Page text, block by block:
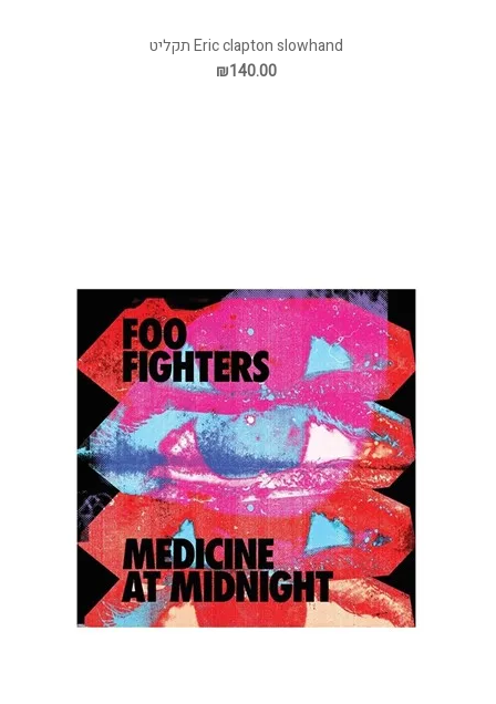
Eric clapton slowhand תקליט
₪140.00